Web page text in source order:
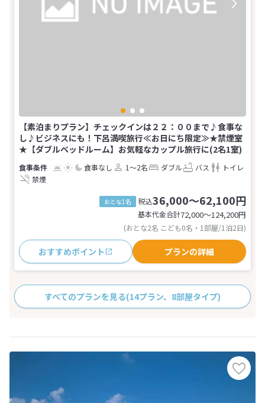
【素泊まりプラン】チェックインは２２：００まで♪食事な
し♪ビジネスにも！下呂満喫旅行≪お日にち限定≫★禁煙室
★【ダブルベッドルーム】お気軽なカップル旅行に(2名1室)
食事なし 1～2名 ダブル バス
トイレ
禁煙
おとな1名 税込36,000～62,100円
基本代金合計72,000〜124,200円
(おとな2名 こども0名・1部屋/1泊2日)
おすすめポイント プランの詳細
すべてのプランを見る(14プラン、8部屋タイプ)